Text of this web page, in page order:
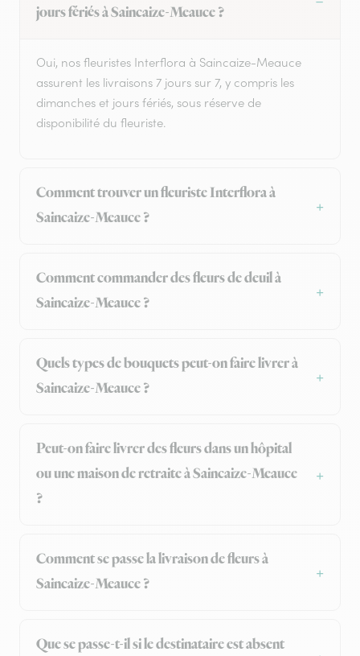
jours fériés à Saincaize-Meauce ?
Oui, nos fleuristes Interflora à Saincaize-Meauce
assurent les livraisons 7 jours sur 7, y compris les
dimanches et jours fériés, sous réserve de
disponibilité du fleuriste.
Comment trouver un fleuriste Interflora à
Saincaize-Meauce ?
Comment commander des fleurs de deuil à
Saincaize-Meauce ?
Quels types de bouquets peut-on faire livrer à
Saincaize-Meauce ?
Peut-on faire livrer des fleurs dans un hôpital
ou une maison de retraite à Saincaize-Meauce
?
Comment se passe la livraison de fleurs à
Saincaize-Meauce ?
Que se passe-t-il si le destinataire est absent